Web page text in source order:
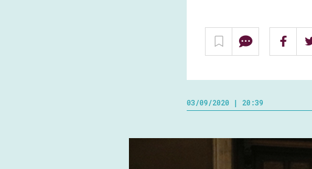
03/09/2020 | 20:39